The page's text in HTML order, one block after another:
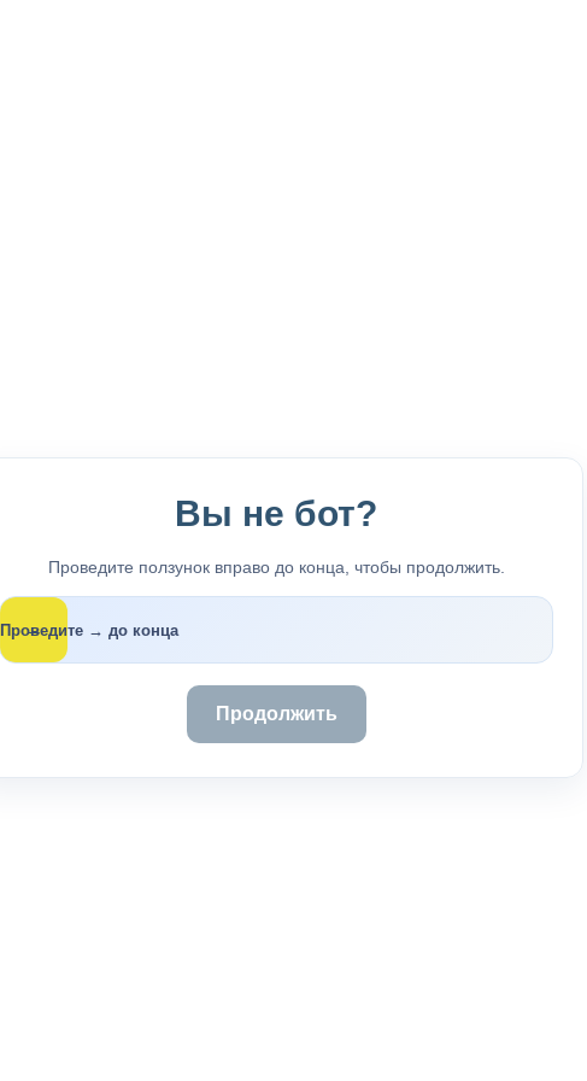
Вы не бот?
Проведите ползунок вправо до конца, чтобы продолжить.
Проведите → до конца
→
Продолжить